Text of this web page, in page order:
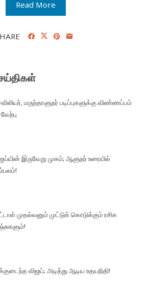
Read More
மருந்தாளுநர் படிப்புகளுக்கு விண்ணப்பம்
இருவேறு முகம்; ஆளுநர் உரையில்
முதல்வனும் முட்டுக் கொடுக்கும் ரசிக
விஜய்; அடித்து ஆடிய உதயநிதி!